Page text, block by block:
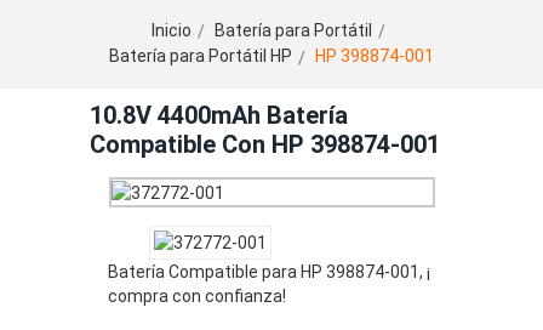
Inicio
Batería para Portátil
Batería para Portátil HP
HP 398874-001
10.8V 4400mAh Batería
Compatible Con HP 398874-001
Batería Compatible para HP 398874-001, ¡
compra con confianza!